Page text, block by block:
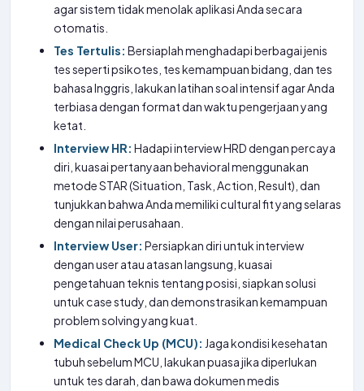
agar sistem tidak menolak aplikasi Anda secara
otomatis.
Tes Tertulis: Bersiaplah menghadapi berbagai jenis
tes seperti psikotes, tes kemampuan bidang, dan tes
bahasa Inggris, lakukan latihan soal intensif agar Anda
terbiasa dengan format dan waktu pengerjaan yang
ketat.
Interview HR: Hadapi interview HRD dengan percaya
diri, kuasai pertanyaan behavioral menggunakan
metode STAR (Situation, Task, Action, Result), dan
tunjukkan bahwa Anda memiliki cultural fit yang selaras
dengan nilai perusahaan.
Interview User: Persiapkan diri untuk interview
dengan user atau atasan langsung, kuasai
pengetahuan teknis tentang posisi, siapkan solusi
untuk case study, dan demonstrasikan kemampuan
problem solving yang kuat.
Medical Check Up (MCU): Jaga kondisi kesehatan
tubuh sebelum MCU, lakukan puasa jika diperlukan
untuk tes darah, dan bawa dokumen medis